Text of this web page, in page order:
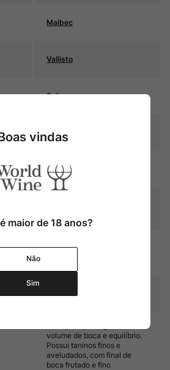
Malbec
Vallisto
Salta
Argentina
Rubi intenso com reflexos
violáceos
16ºC – 18ºC
volume de boca e equilíbrio.
Possui taninos finos e
aveludados, com final de
boca frutado e fino
vindas
maior de 18 anos?
Não
Sim